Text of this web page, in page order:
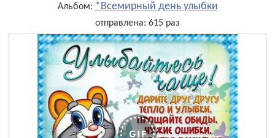
Альбом: *Всемирный день улыбки
отправлена: 615 раз